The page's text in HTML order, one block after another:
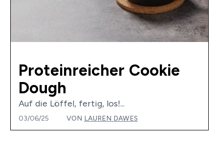
Proteinreicher Cookie
Dough
Auf die Löffel, fertig, los!...
03/06/25 VON LAUREN DAWES